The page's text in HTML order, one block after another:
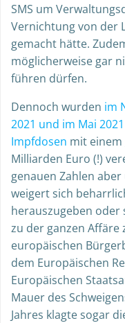
SMS um
Vernichtung von der
gemacht hätte.
möglicherweise gar
führen dürfen.
Dennoch wurden im
2021 und im Mai
Impfdosen mit einem
Milliarden Euro (!)
genauen Zahlen
weigert sich
herauszugeben oder
zu der ganzen Affäre
europäischen
dem Europäischen
Europäischen
Mauer des
Jahres klagte sogar